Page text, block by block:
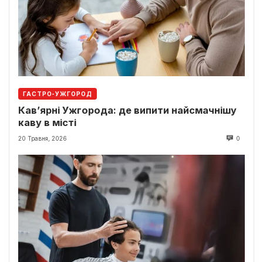
ГАСТРО-УЖГОРОД
Кав’ярні Ужгорода: де випити найсмачнішу
каву в місті
20 Травня, 2026 0